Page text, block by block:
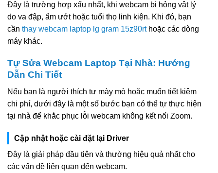
Đây là trường hợp xấu nhất, khi webcam bị hỏng vật lý
do va đập, ẩm ướt hoặc tuổi thọ linh kiện. Khi đó, bạn
cần thay webcam laptop lg gram 15z90rthoặc các dòng
máy khác.
Tự Sửa Webcam Laptop Tại Nhà: Hướng
Dẫn Chi Tiết
Nếu bạn là người thích tự mày mò hoặc muốn tiết kiệm
chi phí, dưới đây là một số bước bạn có thể tự thực hiện
tại nhà để khắc phục lỗi webcam không kết nối Zoom.
Cập nhật hoặc cài đặt lại Driver
Đây là giải pháp đầu tiên và thường hiệu quả nhất cho
các vấn đề liên quan đến webcam.